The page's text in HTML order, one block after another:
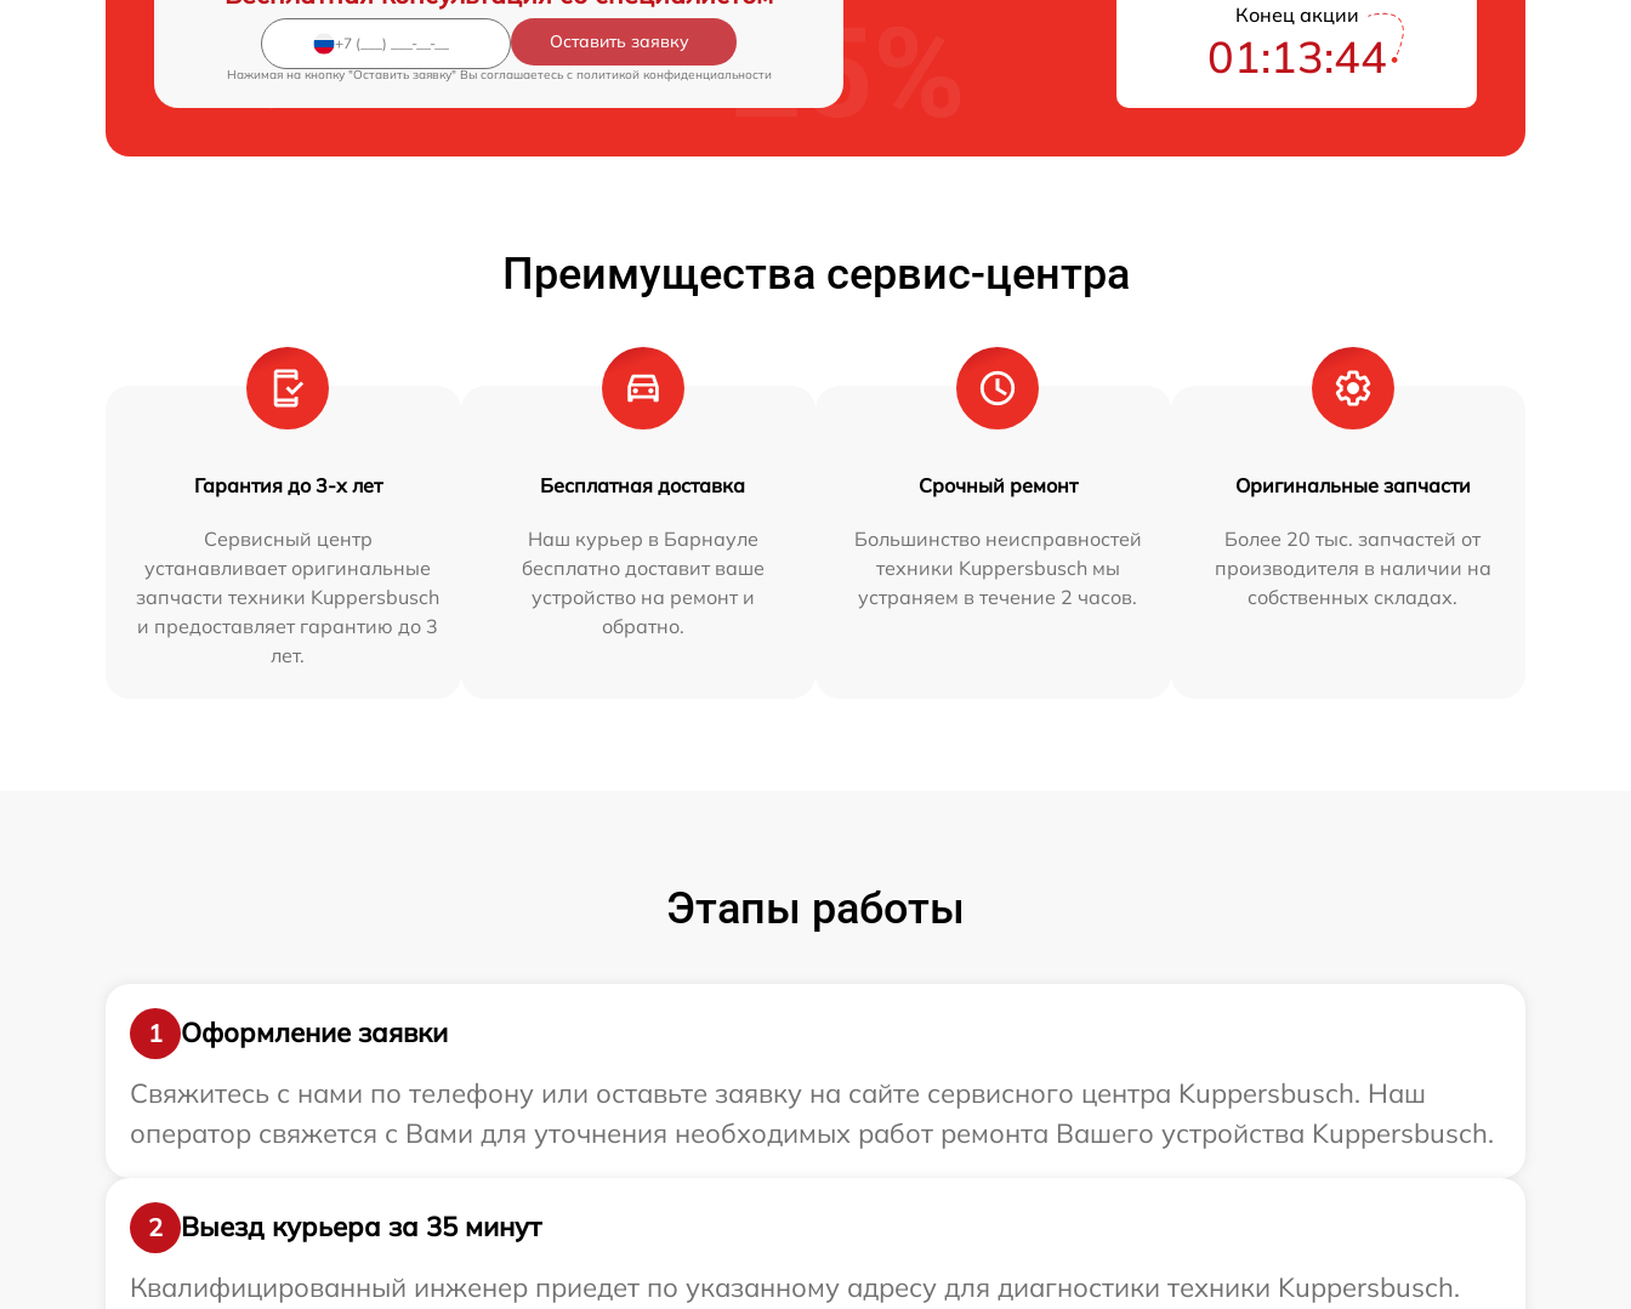
Оставить заявку
Нажимая на кнопку "Оставить заявку" Вы соглашаетесь c политикой конфиденциальности
Конец акции
01:13:42
Преимущества сервис-центра
Гарантия до 3-х лет
Сервисный центр
устанавливает оригинальные
запчасти техники Kuppersbusch
и предоставляет гарантию до 3
лет.
Бесплатная доставка
Наш курьер в Барнауле
бесплатно доставит ваше
устройство на ремонт и
обратно.
Срочный ремонт
Большинство неисправностей
техники Kuppersbusch мы
устраняем в течение 2 часов.
Оригинальные запчасти
Более 20 тыс. запчастей от
производителя в наличии на
собственных складах.
Этапы работы
1
Оформление заявки
Свяжитесь с нами по телефону или оставьте заявку на сайте сервисного центра Kuppersbusch. Наш
оператор свяжется с Вами для уточнения необходимых работ ремонта Вашего устройства Kuppersbusch.
2
Выезд курьера за 35 минут
Квалифицированный инженер приедет по указанному адресу для диагностики техники Kuppersbusch.